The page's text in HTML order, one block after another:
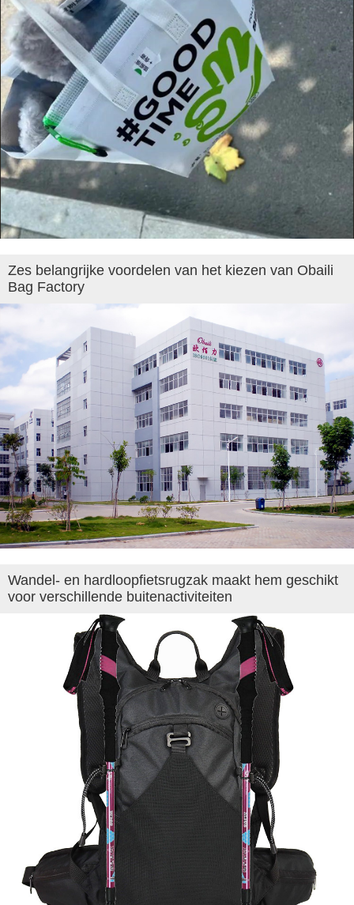
Zes belangrijke voordelen van het kiezen van Obaili
Bag Factory
Wandel- en hardloopfietsrugzak maakt hem geschikt
voor verschillende buitenactiviteiten